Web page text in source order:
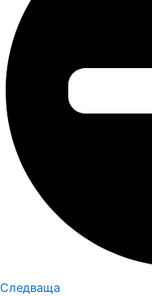
Следваща